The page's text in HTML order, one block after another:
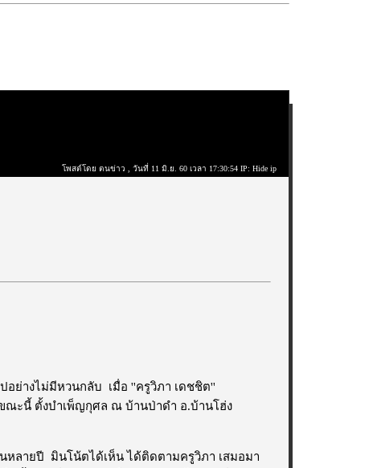
โพสต์โดย ตนข่าว , วันที่ 11 มิ.ย. 60 เวลา 17:30:54 IP: Hide ip
อย่างไม่มีหวนกลับ เมื่อ ''ครูวิภา เดชชิต''
ขณะนี้ ตั้งบำเพ็ญกุศล ณ บ้านป่าดำ อ.บ้านโฮ่ง
หลายปี มินโน้ตได้เห็น ได้ติดตามครูวิภา เสมอมา